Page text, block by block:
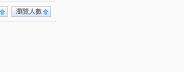
瀏覽人數